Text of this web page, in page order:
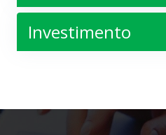
Investimento